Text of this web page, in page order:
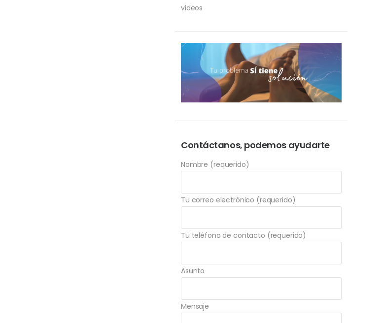
videos
Contáctanos, podemos ayudarte
Nombre (requerido)
Tu correo electrónico (requerido)
Tu teléfono de contacto (requerido)
Asunto
Mensaje